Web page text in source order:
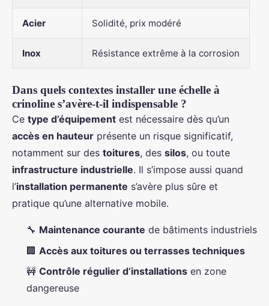
Acier Solidité, prix modéré
Inox Résistance extrême à la corrosion
Dans quels contextes installer une échelle à
crinoline s’avère-t-il indispensable ?
Ce type d’équipement est nécessaire dès qu’un
accès en hauteur présente un risque significatif,
notamment sur des toitures, des silos, ou toute
infrastructure industrielle. Il s’impose aussi quand
l’installation permanente s’avère plus sûre et
pratique qu’une alternative mobile.
🔧 Maintenance courante de bâtiments industriels
🏢 Accès aux toitures ou terrasses techniques
🚧 Contrôle régulier d’installations en zone
dangereuse